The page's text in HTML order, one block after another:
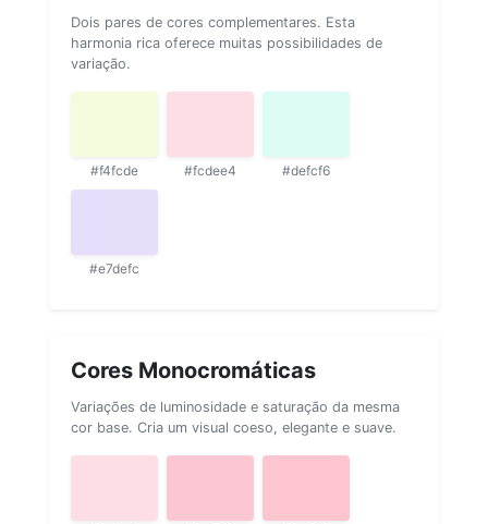
Dois pares de cores complementares. Esta
harmonia rica oferece muitas possibilidades de
variação.
#f4fcde #fcdee4 #defcf6
#e7defc
Cores Monocromáticas
Variações de luminosidade e saturação da mesma
cor base. Cria um visual coeso, elegante e suave.